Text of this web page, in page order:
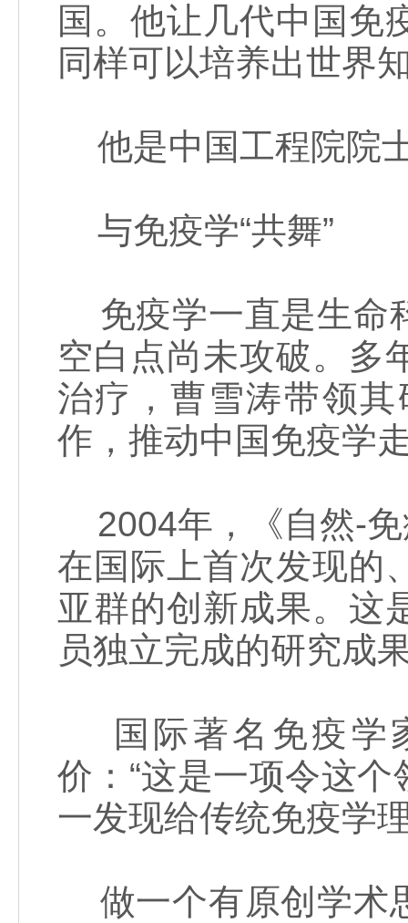
国。他让几代中国免
同样可以培养出世界
他是中国工程院院
与免疫学“共舞”
免疫学一直是生命
空白点尚未攻破。多
治疗，曹雪涛带领
作，推动中国免疫学
2004年，《自然-免
在国际上首次发现的
亚群的创新成果。这
员独立完成的研究成
国际著名免疫学
价：“这是一项令这
一发现给传统免疫学
做一个有原创学术